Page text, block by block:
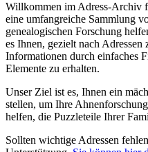
Willkommen im Adress-Archiv
eine umfangreiche Sammlung
genealogischen Forschung
es Ihnen, gezielt nach
Informationen durch einfaches
Elemente zu erhalten.
Unser Ziel ist es, Ihnen ein
stellen, um Ihre
helfen, die Puzzleteile Ihrer
Sollten wichtige Adressen